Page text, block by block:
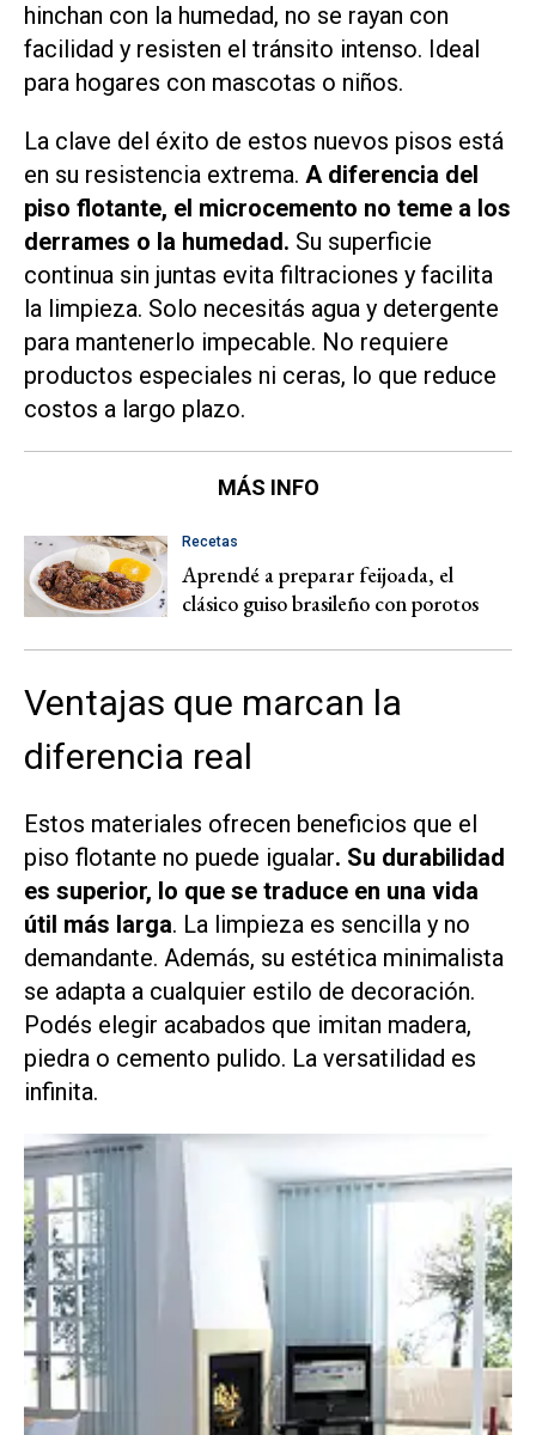
hinchan con la humedad, no se rayan con
facilidad y resisten el tránsito intenso. Ideal
para hogares con mascotas o niños.
La clave del éxito de estos nuevos pisos está
en su resistencia extrema. A diferencia del
piso flotante, el microcemento no teme a los
derrames o la humedad. Su superficie
continua sin juntas evita filtraciones y facilita
la limpieza. Solo necesitás agua y detergente
para mantenerlo impecable. No requiere
productos especiales ni ceras, lo que reduce
costos a largo plazo.
MÁS INFO
Recetas
Aprendé a preparar feijoada, el
clásico guiso brasileño con porotos
Ventajas que marcan la
diferencia real
Estos materiales ofrecen beneficios que el
piso flotante no puede igualar. Su durabilidad
es superior, lo que se traduce en una vida
útil más larga. La limpieza es sencilla y no
demandante. Además, su estética minimalista
se adapta a cualquier estilo de decoración.
Podés elegir acabados que imitan madera,
piedra o cemento pulido. La versatilidad es
infinita.